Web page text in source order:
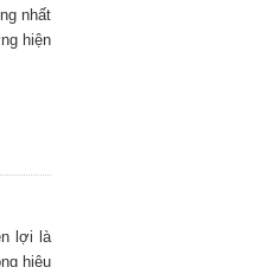
nhất
hiện
lợi là
hiệu